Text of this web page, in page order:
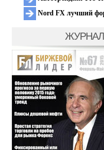
Nord FX лучший